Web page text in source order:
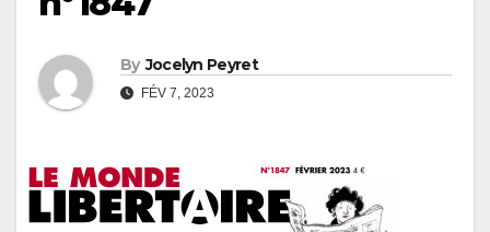
By Jocelyn Peyret
FÉV 7, 2023